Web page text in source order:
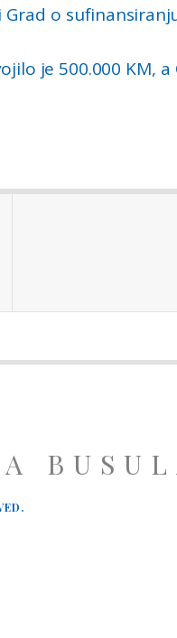
o
je 500.000 KM, a